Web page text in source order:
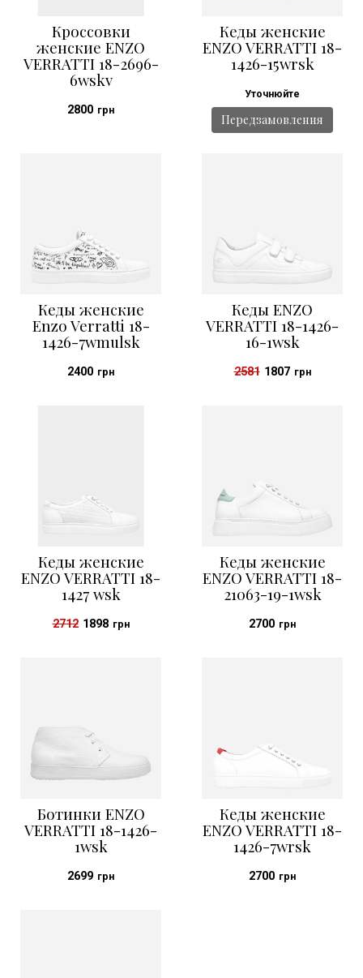
Кроссовки
женские ENZO
VERRATTI 18-2696-
6wskv
2800 грн
Кеды женские
ENZO VERRATTI 18-
1426-15wrsk
Уточнюйте
Передзамовлення
Кеды женские
Enzo Verratti 18-
1426-7wmulsk
2400 грн
Кеды ENZO
VERRATTI 18-1426-
16-1wsk
2581 1807 грн
Кеды женские
ENZO VERRATTI 18-
1427 wsk
2712 1898 грн
Кеды женские
ENZO VERRATTI 18-
21063-19-1wsk
2700 грн
Ботинки ENZO
VERRATTI 18-1426-
1wsk
2699 грн
Кеды женские
ENZO VERRATTI 18-
1426-7wrsk
2700 грн